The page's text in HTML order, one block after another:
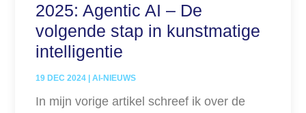
2025: Agentic AI – De
volgende stap in kunstmatige
intelligentie
19 DEC 2024 |AI-NIEUWS
In mijn vorige artikel schreef ik over de